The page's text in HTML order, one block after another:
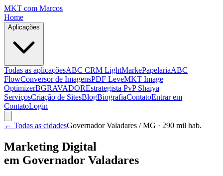
MKT com Marcos
Home
Aplicações
Todas as aplicaçõesABC CRM LightMarkePapelariaABC
FlowConversor de ImagensPDF LeveMKT Image
OptimizerBGRAVADOREstrategista PvP Shaiya
ServiçosCriação de SitesBlogBiografiaContatoEntrar em
ContatoLogin
← Todas as cidadesGovernador Valadares / MG · 290 mil hab.
Marketing Digital
em Governador Valadares